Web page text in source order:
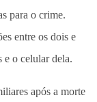
para o crime.
entre os dois e
e o celular dela.
após a morte